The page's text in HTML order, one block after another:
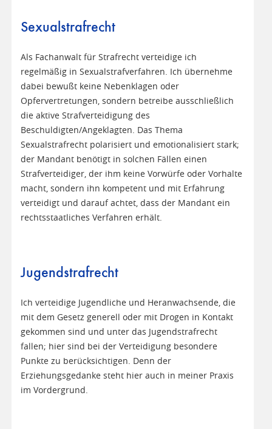
Sexualstrafrecht
Als Fachanwalt für Strafrecht verteidige ich
regelmäßig in Sexualstrafverfahren. Ich übernehme
dabei bewußt keine Nebenklagen oder
Opfervertretungen, sondern betreibe ausschließlich
die aktive Strafverteidigung des
Beschuldigten/Angeklagten. Das Thema
Sexualstrafrecht polarisiert und emotionalisiert stark;
der Mandant benötigt in solchen Fällen einen
Strafverteidiger, der ihm keine Vorwürfe oder Vorhalte
macht, sondern ihn kompetent und mit Erfahrung
verteidigt und darauf achtet, dass der Mandant ein
rechtsstaatliches Verfahren erhält.
Jugendstrafrecht
Ich verteidige Jugendliche und Heranwachsende, die
mit dem Gesetz generell oder mit Drogen in Kontakt
gekommen sind und unter das Jugendstrafrecht
fallen; hier sind bei der Verteidigung besondere
Punkte zu berücksichtigen. Denn der
Erziehungsgedanke steht hier auch in meiner Praxis
im Vordergrund.